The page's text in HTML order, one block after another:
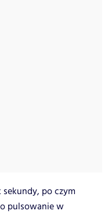
sekundy, po czym
pulsowanie w